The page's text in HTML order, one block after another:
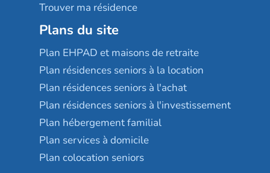
Trouver ma résidence
Plans du site
Plan EHPAD et maisons de retraite
Plan résidences seniors à la location
Plan résidences seniors à l'achat
Plan résidences seniors à l'investissement
Plan hébergement familial
Plan services à domicile
Plan colocation seniors